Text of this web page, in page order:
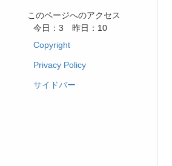
このページへのアクセス
今日：3 昨日：10
Copyright
Privacy Policy
サイドバー